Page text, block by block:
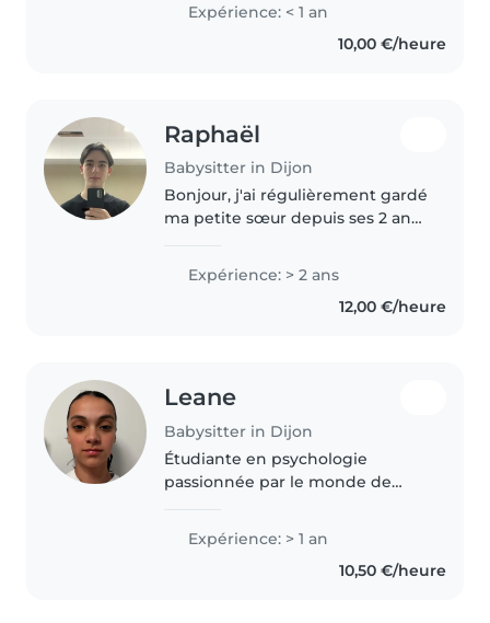
l'ai gardé deux et tour s'est bien
Expérience: < 1 an
10,00 €/heure
Raphaël
Babysitter in Dijon
Bonjour, j'ai régulièrement gardé
ma petite sœur depuis ses 2 ans
ans pendant 2 ans. J'ai un très
bon lien avec les enfants et
j'aime beaucoup passer..
Expérience: > 2 ans
12,00 €/heure
Leane
Babysitter in Dijon
Étudiante en psychologie
passionnée par le monde de
sitting avec sérieux, douceur et
bonne humeur 😊 Grâce à mes 21
semaines de stage en crèche et
Expérience: > 1 an
10,50 €/heure